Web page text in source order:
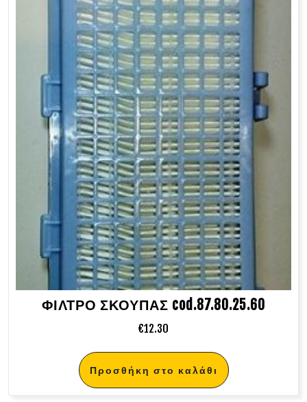
ΦΙΛΤΡΟ ΣΚΟΥΠΑΣ cod.87.80.25.60
€12.30
Προσθήκη στο καλάθι